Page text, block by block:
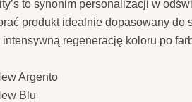
to synonim personalizacji w
produkt idealnie dopasowany
regenerację koloru po
Argento
Blu